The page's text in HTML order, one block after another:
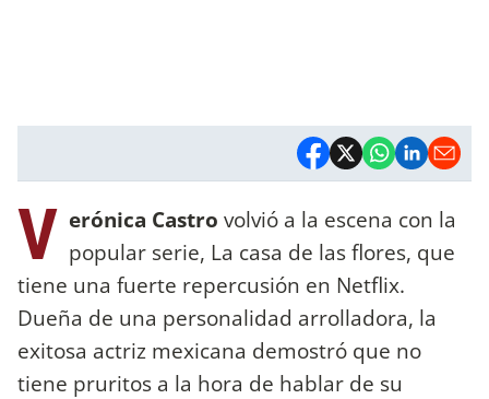
V erónica Castro volvió a la escena con la
popular serie, La casa de las flores, que
tiene una fuerte repercusión en Netflix.
Dueña de una personalidad arrolladora, la
exitosa actriz mexicana demostró que no
tiene pruritos a la hora de hablar de su